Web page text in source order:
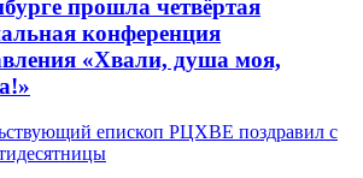
прошла четвёртая
конференция
«Хвали, душа моя,